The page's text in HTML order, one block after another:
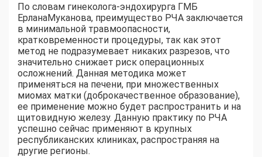
По словам гинеколога-эндохирурга ГМБ
ЕрланаМуканова, преимущество РЧА заключается
в минимальной травмоопасности,
кратковременности процедуры, так как этот
метод не подразумевает никаких разрезов, что
значительно снижает риск операционных
осложнений. Данная методика может
применяться на печени, при множественных
миомах матки (доброкачественное образование),
ее применение можно будет распространить и на
щитовидную железу. Данную практику по РЧА
успешно сейчас применяют в крупных
республиканских клиниках, распространяя на
другие регионы.